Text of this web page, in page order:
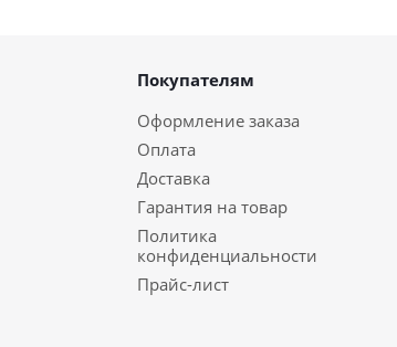
Покупателям
Оформление заказа
Оплата
Доставка
Гарантия на товар
Политика
конфиденциальности
Прайс-лист